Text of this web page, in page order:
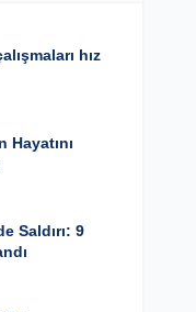
hız
Hayatını
Saldırı: 9